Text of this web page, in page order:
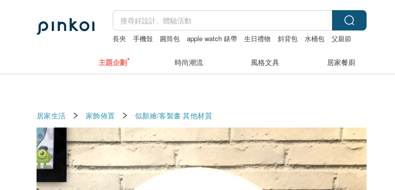
長夾 手機殼 圓筒包 apple watch 錶帶 生日禮物 斜背包 水桶包 父親節
主題企劃 時尚潮流 風格文具 居家餐廚
居家生活 家飾佈置 似顏繪/客製畫 其他材質